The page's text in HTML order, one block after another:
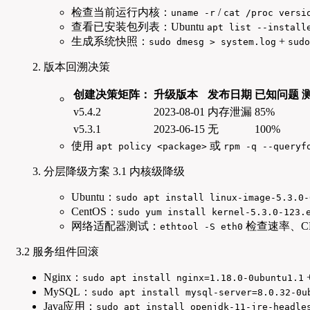
检查当前运行内核： uname -r / cat /proc
查看已安装包列表：Ubuntu apt list --
生成系统快照： sudo dmesg > system.log +
版本回溯决策
创建决策矩阵： 升级版本 发布日期 已知问题
v5.4.2
2023-08-01 内存泄漏 85%
v5.3.1
2023-06-15 无
100%
使用 apt policy <package> 或 rpm -q --
分层降级方案 3.1 内核级降级
Ubuntu： sudo apt install linux-image-5.3.0-
CentOS： sudo yum install kernel-5.3.0-
网络适配器测试： ethtool -S eth0 检查速率、
3.2 服务组件回滚
Nginx： sudo apt install nginx=1.18.0-0ubuntu1.1
MySQL： sudo apt install mysql-server=8.0.32-
Java应用： sudo apt install openjdk-11-jre-